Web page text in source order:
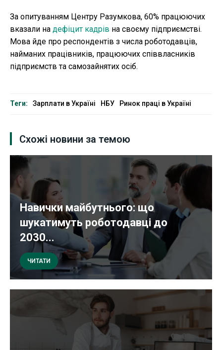
За опитуванням Центру Разумкова, 60% працюючих
вказали на дефіцит кадрів на своєму підприємстві.
Мова йде про респондентів з числа роботодавців,
найманих працівників, працюючих співвласників
підприємств та самозайнятих осіб.
Теги: Зарплати в Україні НБУ Ринок праці в Україні
Схожі новини за темою
Навички майбутнього: що
шукатимуть роботодавці до
2030...
ЧИТАТИ